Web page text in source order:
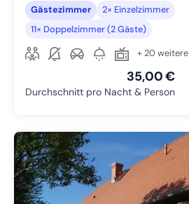
Gästezimmer
2× Einzelzimmer
11× Doppelzimmer (2 Gäste)
+ 20 weitere
35,00 €
Durchschnitt pro Nacht & Person